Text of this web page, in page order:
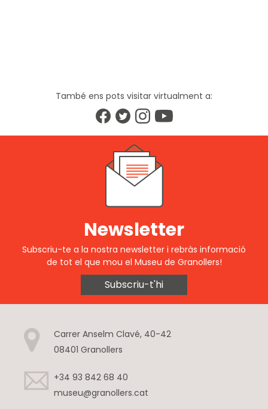
També ens pots visitar virtualment a:
Newsletter
Subscriu-te a la nostra newsletter i rebràs informació
de tot el que mou el Museu de Granollers!
Subscriu-t'hi
Carrer Anselm Clavé, 40-42
08401 Granollers
+34 93 842 68 40
museu@granollers.cat